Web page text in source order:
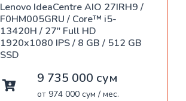
Lenovo IdeaCentre AIO 27IRH9 /
F0HM005GRU / Core™ i5-
13420H / 27" Full HD
1920x1080 IPS / 8 GB / 512 GB
SSD
9 735 000 сум
от 974 000 сум / мес.